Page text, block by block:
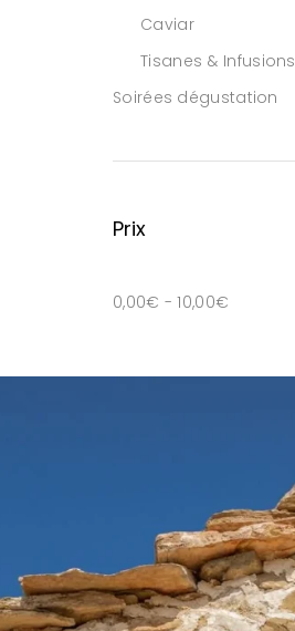
Caviar
Tisanes & Infusions
Soirées dégustation
Prix
0,00€ -10,00€